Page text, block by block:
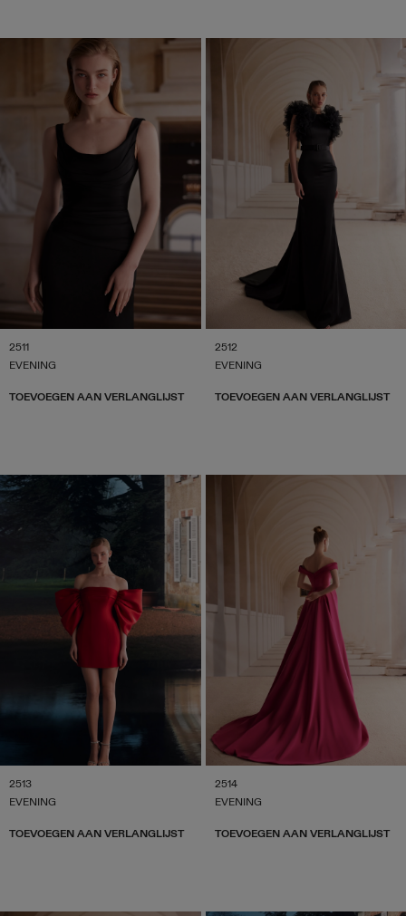
2511
EVENING
TOEVOEGEN AAN VERLANGLIJST
2512
EVENING
TOEVOEGEN AAN VERLANGLIJST
2513
EVENING
TOEVOEGEN AAN VERLANGLIJST
2514
EVENING
TOEVOEGEN AAN VERLANGLIJST